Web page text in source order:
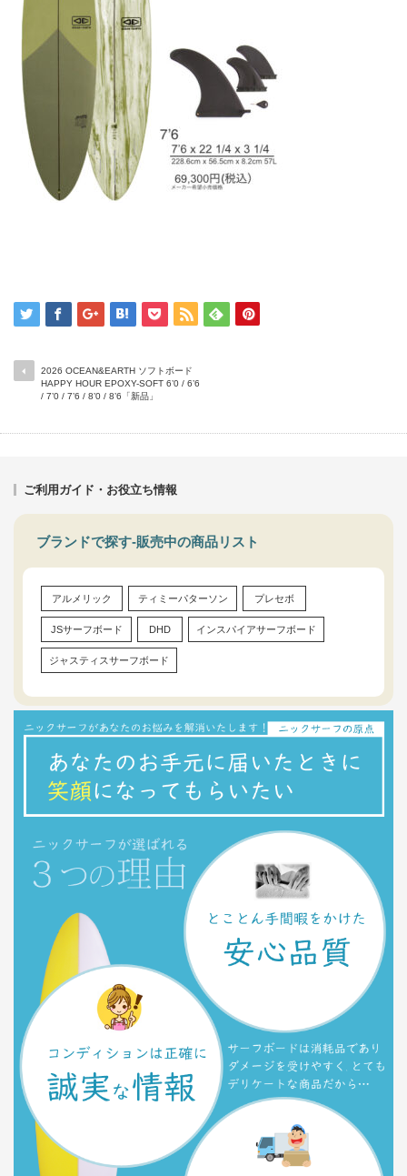
2026 OCEAN&EARTH ソフトボード
HAPPY HOUR EPOXY-SOFT 6’0 / 6’6
/ 7’0 / 7’6 / 8’0 / 8’6「新品」
ご利用ガイド・お役立ち情報
ブランドで探す-販売中の商品リスト
アルメリック ティミーパターソン プレセボ
JSサーフボード DHD インスパイアサーフボード
ジャスティスサーフボード